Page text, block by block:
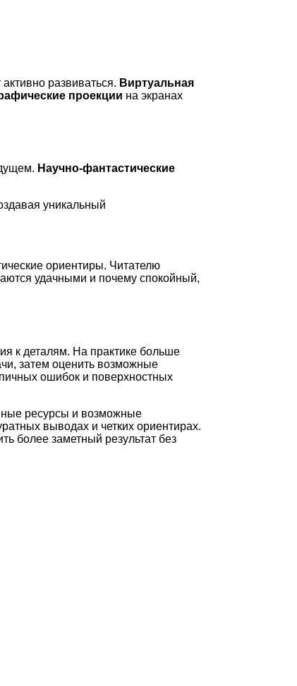
развиваться. Виртуальная
проекции на экранах
Научно-фантастические
уникальный
ориентиры. Читателю
удачными и почему спокойный,
к деталям. На практике больше
затем оценить возможные
ошибок и поверхностных
ресурсы и возможные
выводах и четких ориентирах.
более заметный результат без